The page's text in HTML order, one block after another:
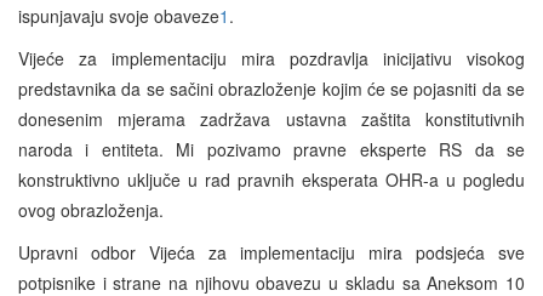
ispunjavaju svoje obaveze1 .
Vijeće za implementaciju mira pozdravlja inicijativu visokog
predstavnika da se sačini obrazloženje kojim će se pojasniti da se
donesenim mjerama zadržava ustavna zaštita konstitutivnih
naroda i entiteta. Mi pozivamo pravne eksperte RS da se
konstruktivno uključe u rad pravnih eksperata OHR-a u pogledu
ovog obrazloženja.
Upravni odbor Vijeća za implementaciju mira podsjeća sve
potpisnike i strane na njihovu obavezu u skladu sa Aneksom 10